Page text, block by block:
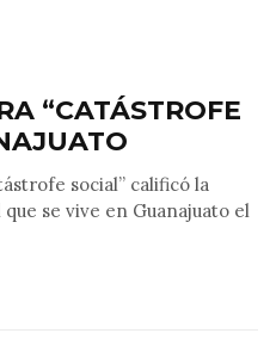
“CATÁSTROFE
social” calificó la
se vive en Guanajuato el